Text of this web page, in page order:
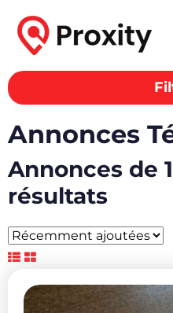
Annonces
Annonces de
résultats